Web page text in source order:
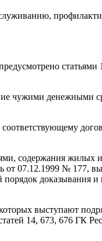
чужими денежными
содержания жилых
от 07.12.1999 № 177,
доказывания и
выступают
14, 673, 676 ГК